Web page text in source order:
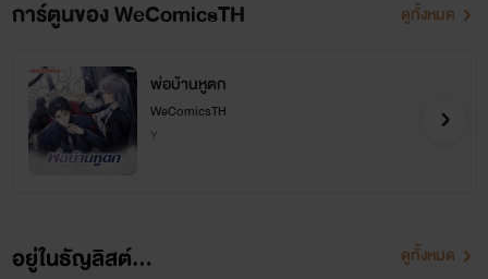
การ์ตูนของ WeComicsTH ดูทั้งหมด
พ่อบ้านหูตก
WeComicsTH
Y
อยู่ในธัญลิสต์... ดูทั้งหมด